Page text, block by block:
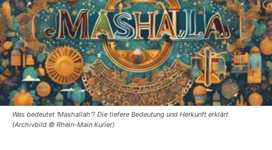
Was bedeutet 'Mashallah'? Die tiefere Bedeutung und Herkunft erklärt
(Archivbild © Rhein-Main Kurier)